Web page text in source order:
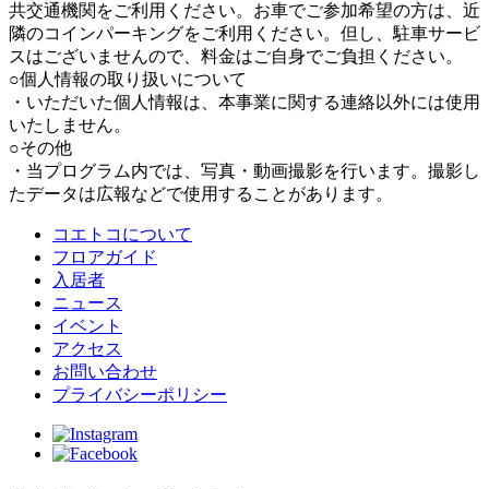
共交通機関をご利用ください。お車でご参加希望の方は、近
隣のコインパーキングをご利用ください。但し、駐車サービ
スはございませんので、料金はご自身でご負担ください。
○個人情報の取り扱いについて
・いただいた個人情報は、本事業に関する連絡以外には使用
いたしません。
○その他
・当プログラム内では、写真・動画撮影を行います。撮影し
たデータは広報などで使用することがあります。
コエトコについて
フロアガイド
入居者
ニュース
イベント
アクセス
お問い合わせ
プライバシーポリシー